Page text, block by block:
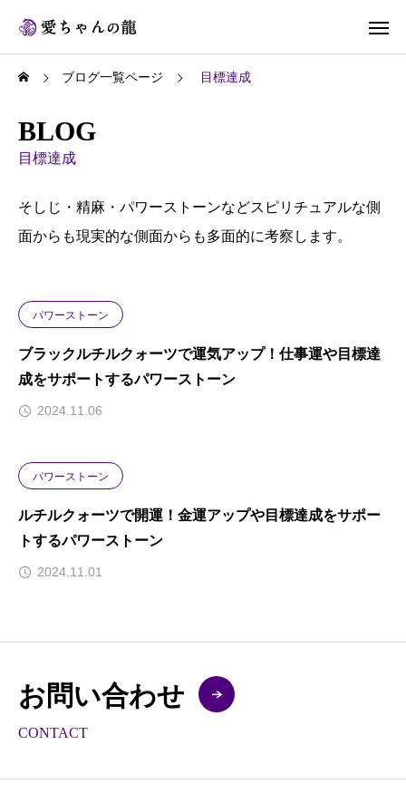
ブログ一覧ページ 目標達成
BLOG
目標達成
そしじ・精麻・パワーストーンなどスピリチュアルな側
面からも現実的な側面からも多面的に考察します。
パワーストーン
ブラックルチルクォーツで運気アップ！仕事運や目標達
成をサポートするパワーストーン
2024.11.06
パワーストーン
ルチルクォーツで開運！金運アップや目標達成をサポー
トするパワーストーン
2024.11.01
お問い合わせ
CONTACT